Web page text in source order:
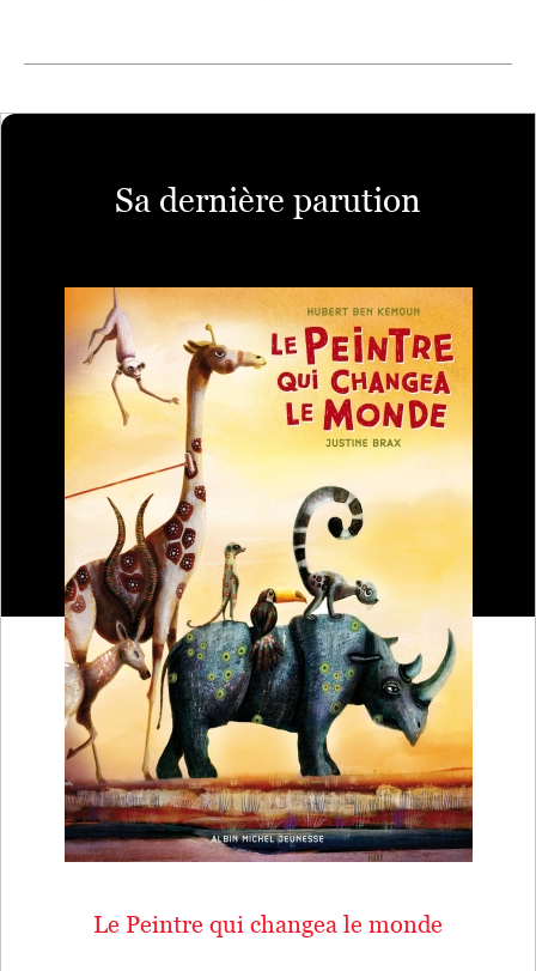
Sa dernière parution
Le Peintre qui changea le monde